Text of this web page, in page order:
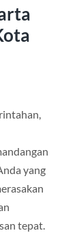
yang
tepat.